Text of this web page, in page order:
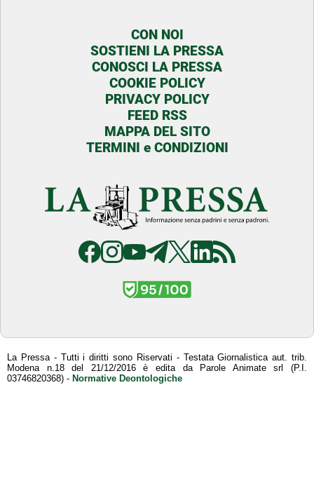
CON NOI
SOSTIENI LA PRESSA
CONOSCI LA PRESSA
COOKIE POLICY
PRIVACY POLICY
FEED RSS
MAPPA DEL SITO
TERMINI e CONDIZIONI
La Pressa - Tutti i diritti sono Riservati - Testata Giornalistica aut. trib.
Modena n.18 del 21/12/2016 è edita da Parole Animate srl (P.I.
03746820368) - Normative Deontologiche